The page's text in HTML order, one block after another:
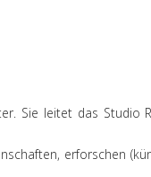
Sie leitet das Studio
erforschen